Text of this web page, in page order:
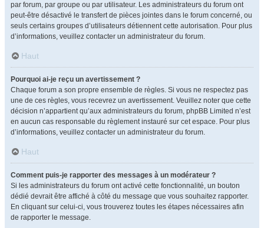
par forum, par groupe ou par utilisateur. Les administrateurs du forum ont
peut-être désactivé le transfert de pièces jointes dans le forum concerné, ou
seuls certains groupes d’utilisateurs détiennent cette autorisation. Pour plus
d’informations, veuillez contacter un administrateur du forum.
Haut
Pourquoi ai-je reçu un avertissement ?
Chaque forum a son propre ensemble de règles. Si vous ne respectez pas
une de ces règles, vous recevrez un avertissement. Veuillez noter que cette
décision n’appartient qu’aux administrateurs du forum, phpBB Limited n’est
en aucun cas responsable du règlement instauré sur cet espace. Pour plus
d’informations, veuillez contacter un administrateur du forum.
Haut
Comment puis-je rapporter des messages à un modérateur ?
Si les administrateurs du forum ont activé cette fonctionnalité, un bouton
dédié devrait être affiché à côté du message que vous souhaitez rapporter.
En cliquant sur celui-ci, vous trouverez toutes les étapes nécessaires afin
de rapporter le message.